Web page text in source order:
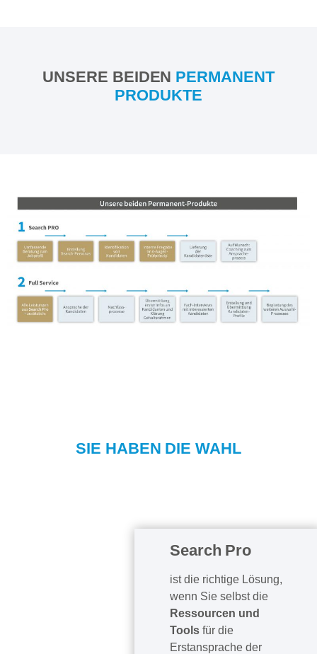
UNSERE BEIDEN PERMANENT
PRODUKTE
SIE HABEN DIE WAHL
Search Pro
ist die richtige Lösung,
wenn Sie selbst die
Ressourcen und
Toolsfür die
Erstansprache der